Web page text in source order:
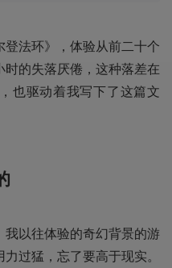
法环》，体验从前二十个
的失落厌倦，这种落差在
也驱动着我写下了这篇文
以往体验的奇幻背景的游
过猛，忘了要高于现实。